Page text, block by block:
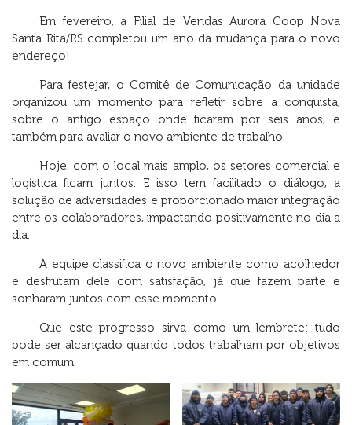
Em fevereiro, a Filial de Vendas Aurora Coop Nova
Santa Rita/RS completou um ano da mudança para o novo
endereço!
Para festejar, o Comitê de Comunicação da unidade
organizou um momento para refletir sobre a conquista,
sobre o antigo espaço onde ficaram por seis anos, e
também para avaliar o novo ambiente de trabalho.
Hoje, com o local mais amplo, os setores comercial e
logística ficam juntos. E isso tem facilitado o diálogo, a
solução de adversidades e proporcionado maior integração
entre os colaboradores, impactando positivamente no dia a
dia.
A equipe classifica o novo ambiente como acolhedor
e desfrutam dele com satisfação, já que fazem parte e
sonharam juntos com esse momento.
Que este progresso sirva como um lembrete: tudo
pode ser alcançado quando todos trabalham por objetivos
em comum.